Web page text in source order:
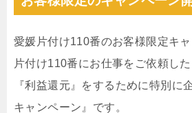
愛媛片付け110番のお客様限定キ
片付け110番にお仕事をご依頼した
『利益還元』をするために特別に
キャンペーン』です。